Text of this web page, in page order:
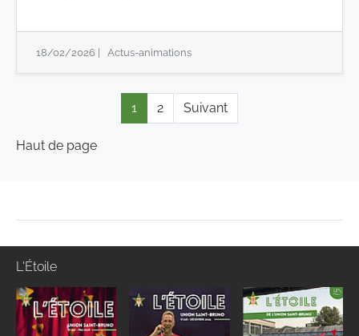
18/02/2026 | Actus-animations
1 2 Suivant
Haut de page
L'Étoile